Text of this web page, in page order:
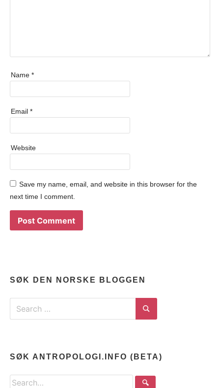
Name *
Email *
Website
Save my name, email, and website in this browser for the
next time I comment.
SØK DEN NORSKE BLOGGEN
Search
SØK ANTROPOLOGI.INFO (BETA)
Search
🔍